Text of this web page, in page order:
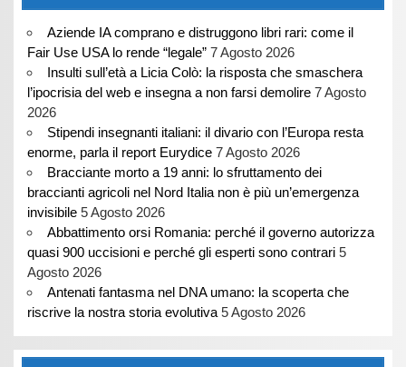
Aziende IA comprano e distruggono libri rari: come il
Fair Use USA lo rende “legale” 7 Agosto 2026
Insulti sull’età a Licia Colò: la risposta che smaschera
l’ipocrisia del web e insegna a non farsi demolire 7 Agosto
2026
Stipendi insegnanti italiani: il divario con l’Europa resta
enorme, parla il report Eurydice 7 Agosto 2026
Bracciante morto a 19 anni: lo sfruttamento dei
braccianti agricoli nel Nord Italia non è più un’emergenza
invisibile 5 Agosto 2026
Abbattimento orsi Romania: perché il governo autorizza
quasi 900 uccisioni e perché gli esperti sono contrari 5
Agosto 2026
Antenati fantasma nel DNA umano: la scoperta che
riscrive la nostra storia evolutiva 5 Agosto 2026